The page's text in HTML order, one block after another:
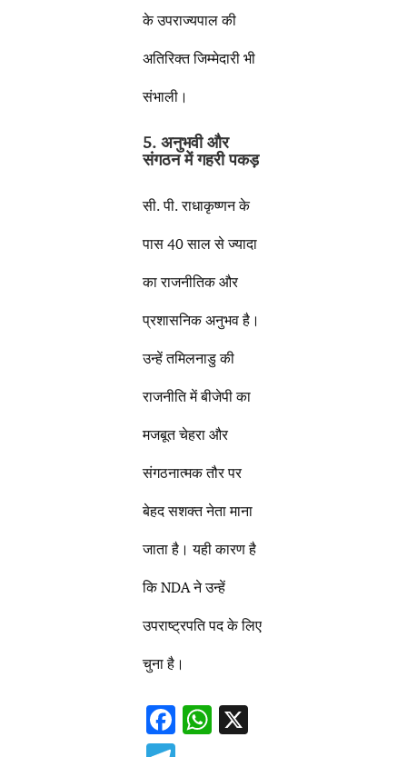
के उपराज्यपाल की
अतिरिक्त जिम्मेदारी भी
संभाली।
5. अनुभवी और
संगठन में गहरी पकड़
सी. पी. राधाकृष्णन के
पास 40 साल से ज्यादा
का राजनीतिक और
प्रशासनिक अनुभव है।
उन्हें तमिलनाडु की
राजनीति में बीजेपी का
मजबूत चेहरा और
संगठनात्मक तौर पर
बेहद सशक्त नेता माना
जाता है। यही कारण है
कि NDA ने उन्हें
उपराष्ट्रपति पद के लिए
चुना है।
F
W